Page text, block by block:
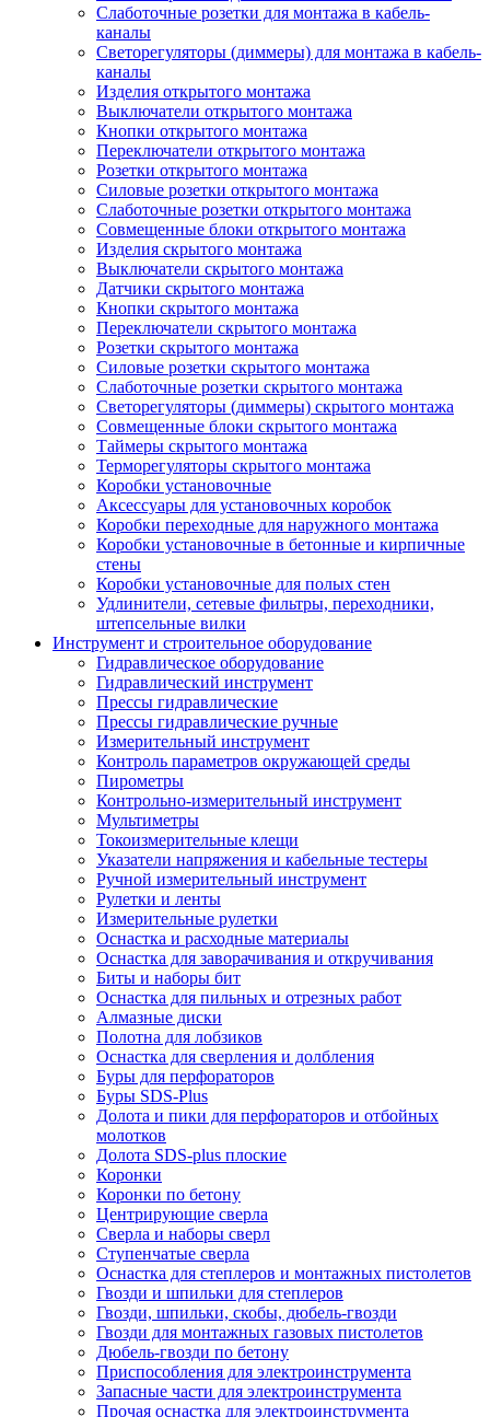
Слаботочные розетки для монтажа в кабель-
каналы
Светорегуляторы (диммеры) для монтажа в кабель-
каналы
Изделия открытого монтажа
Выключатели открытого монтажа
Кнопки открытого монтажа
Переключатели открытого монтажа
Розетки открытого монтажа
Силовые розетки открытого монтажа
Слаботочные розетки открытого монтажа
Совмещенные блоки открытого монтажа
Изделия скрытого монтажа
Выключатели скрытого монтажа
Датчики скрытого монтажа
Кнопки скрытого монтажа
Переключатели скрытого монтажа
Розетки скрытого монтажа
Силовые розетки скрытого монтажа
Слаботочные розетки скрытого монтажа
Светорегуляторы (диммеры) скрытого монтажа
Совмещенные блоки скрытого монтажа
Таймеры скрытого монтажа
Терморегуляторы скрытого монтажа
Коробки установочные
Аксессуары для установочных коробок
Коробки переходные для наружного монтажа
Коробки установочные в бетонные и кирпичные
стены
Коробки установочные для полых стен
Удлинители, сетевые фильтры, переходники,
штепсельные вилки
Инструмент и строительное оборудование
Гидравлическое оборудование
Гидравлический инструмент
Прессы гидравлические
Прессы гидравлические ручные
Измерительный инструмент
Контроль параметров окружающей среды
Пирометры
Контрольно-измерительный инструмент
Мультиметры
Токоизмерительные клещи
Указатели напряжения и кабельные тестеры
Ручной измерительный инструмент
Рулетки и ленты
Измерительные рулетки
Оснастка и расходные материалы
Оснастка для заворачивания и откручивания
Биты и наборы бит
Оснастка для пильных и отрезных работ
Алмазные диски
Полотна для лобзиков
Оснастка для сверления и долбления
Буры для перфораторов
Буры SDS-Plus
Долота и пики для перфораторов и отбойных
молотков
Долота SDS-plus плоские
Коронки
Коронки по бетону
Центрирующие сверла
Сверла и наборы сверл
Ступенчатые сверла
Оснастка для степлеров и монтажных пистолетов
Гвозди и шпильки для степлеров
Гвозди, шпильки, скобы, дюбель-гвозди
Гвозди для монтажных газовых пистолетов
Дюбель-гвозди по бетону
Приспособления для электроинструмента
Запасные части для электроинструмента
Прочая оснастка для электроинструмента